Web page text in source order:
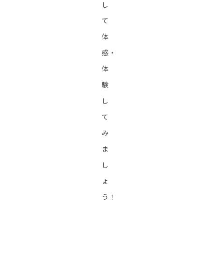
し
て
体
感・
体
験
し
て
み
ま
し
ょ
う！